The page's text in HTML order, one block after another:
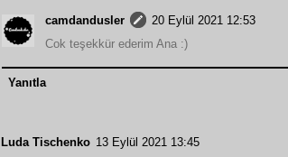
camdandusler
20 Eylül 2021 12:53
Cok teşekkür ederim Ana :)
Yanıtla
Luda Tischenko 13 Eylül 2021 13:45